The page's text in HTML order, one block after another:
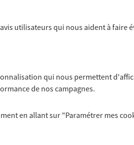
votre activité, vos collaborateurs... mais
&
utilisateurs qui nous aident à faire
qui nous permettent
de nos campagnes.
en allant sur "Paramétrer mes